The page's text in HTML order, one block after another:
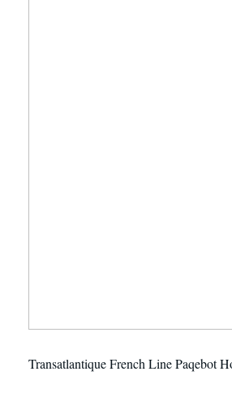
Transatlantique French Line Paqebot